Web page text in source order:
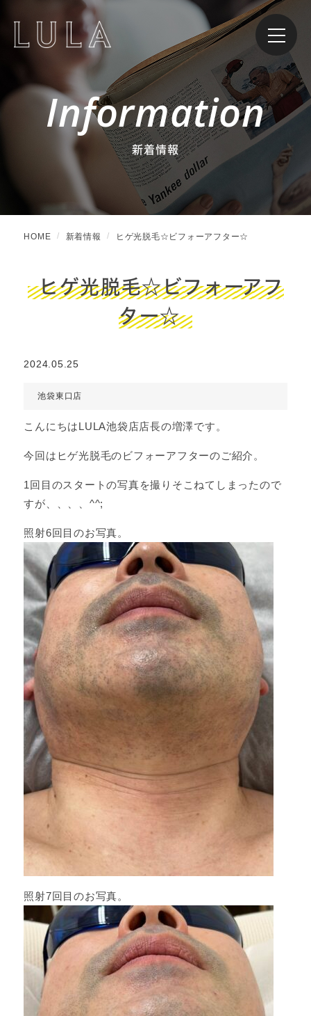
Information
新着情報
HOME 新着情報 ヒゲ光脱毛☆ビフォーアフター☆
ヒゲ光脱毛☆ビフォーアフ
ター☆
2024.05.25
池袋東口店
こんにちはLULA池袋店店長の増澤です。
今回はヒゲ光脱毛のビフォーアフターのご紹介。
1回目のスタートの写真を撮りそこねてしまったので
すが、、、、^^;
照射6回目のお写真。
照射7回目のお写真。